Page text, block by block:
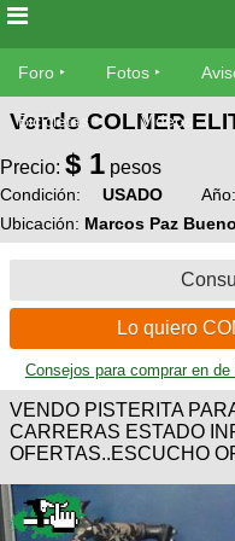
Foro
Foro
TÃ©cnica
MecÃ¡nica
Fotos
SUBÃ
tu foto
Galeria
XC
Bicicletas
Viajes
Dirt
Avisos
Ventas
SUBÃ
aviso
Buscar
Ultimos
Fotos
Bicicletas
Bicicletas
Tandem
Videos
Cicloturismo
Foro Fotos
Bicicletas Videos
Vendo COLNER
Precio: $ 1 pesos
Condición: USADO Año:
Ubicación: Marcos Paz
Lo quiero
Consejos para comprar en
VENDO PISTERITA
CARRERAS ESTADO
OFERTAS..ESCUCHO